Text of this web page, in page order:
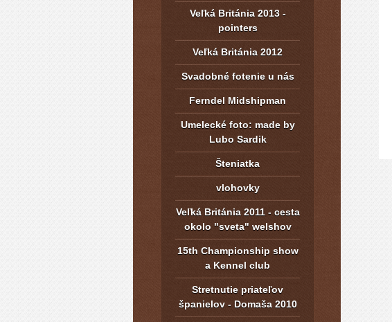
Veľká Británia 2013 -
pointers
Veľká Británia 2012
Svadobné fotenie u nás
Ferndel Midshipman
Umelecké foto: made by
Lubo Sardik
Šteniatka
vlohovky
Veľká Británia 2011 - cesta
okolo "sveta" welshov
15th Championship show
a Kennel club
Stretnutie priateľov
španielov - Domaša 2010